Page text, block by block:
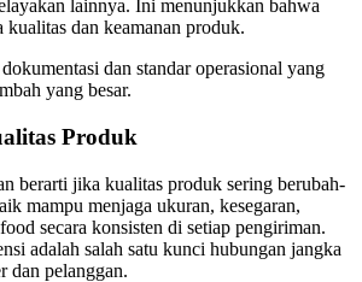
lainnya. Ini menunjukkan bahwa
kualitas dan keamanan produk.
dan standar operasional yang
yang besar.
Produk
berarti jika kualitas produk sering berubah-
mampu menjaga ukuran, kesegaran,
secara konsisten di setiap pengiriman.
adalah salah satu kunci hubungan jangka
dan pelanggan.